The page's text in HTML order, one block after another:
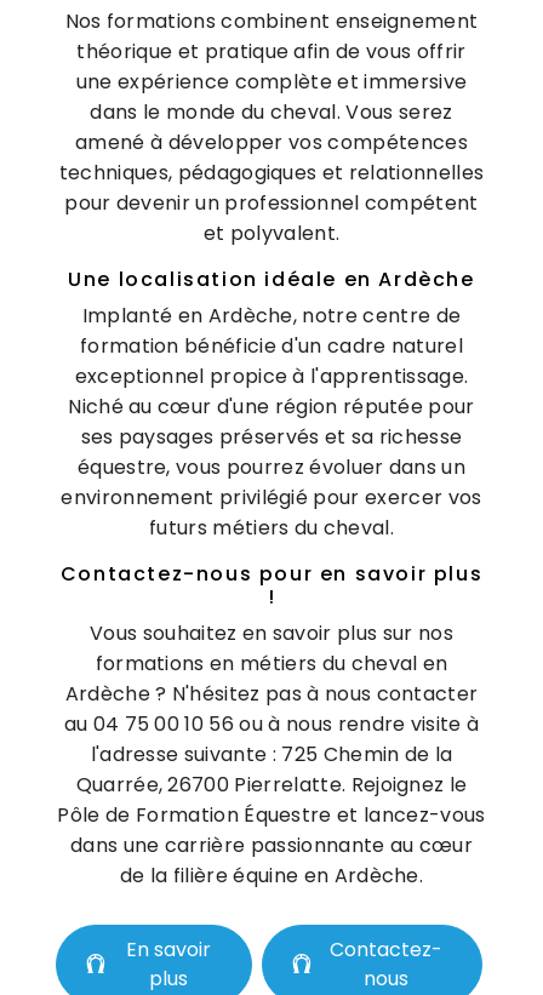
Nos formations combinent enseignement
théorique et pratique afin de vous offrir
une expérience complète et immersive
dans le monde du cheval. Vous serez
amené à développer vos compétences
techniques, pédagogiques et relationnelles
pour devenir un professionnel compétent
et polyvalent.
Une localisation idéale en Ardèche
Implanté en Ardèche, notre centre de
formation bénéficie d'un cadre naturel
exceptionnel propice à l'apprentissage.
Niché au cœur d'une région réputée pour
ses paysages préservés et sa richesse
équestre, vous pourrez évoluer dans un
environnement privilégié pour exercer vos
futurs métiers du cheval.
Contactez-nous pour en savoir plus
!
Vous souhaitez en savoir plus sur nos
formations en métiers du cheval en
Ardèche ? N'hésitez pas à nous contacter
au 04 75 00 10 56 ou à nous rendre visite à
l'adresse suivante : 725 Chemin de la
Quarrée, 26700 Pierrelatte. Rejoignez le
Pôle de Formation Équestre et lancez-vous
dans une carrière passionnante au cœur
de la filière équine en Ardèche.
En savoir
plus
Contactez-
nous